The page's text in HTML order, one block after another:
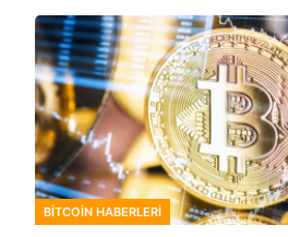
BITCOIN HABERLERI